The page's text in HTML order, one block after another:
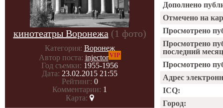
кинотеатры Воронежа (1 фото)
Категория: Воронеж
Автор поста: injectorVIP
Год съемки: 1955-1956
Дата: 23.02.2015 21:55
Рейтинг: 0
Комментарии: 1
Карта:
Дополнено
Отмечено на
Просмотрено
Просмотрено
последний
Просмотрено
Адрес
ICQ:
Город: